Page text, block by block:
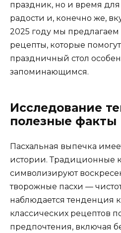
праздник, но и время
радости и, конечно же,
2025 году мы
рецепты, которые
праздничный стол
запоминающимся.
Исследование
полезные факты
Пасхальная выпечка
истории. Традиционные
символизируют
творожные пасхи —
наблюдается тенденция
классических рецептов
предпочтения, включая